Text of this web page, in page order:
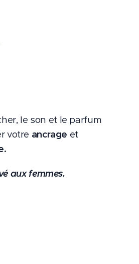
le son et le parfum
votre ancrage et
aux femmes.